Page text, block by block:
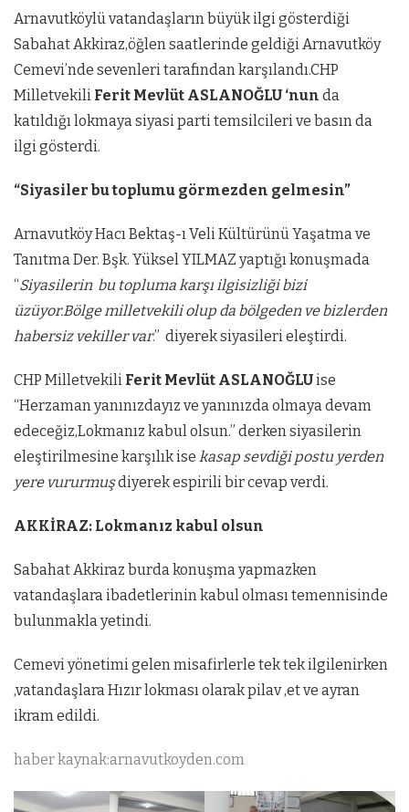
Arnavutköylü vatandaşların büyük ilgi gösterdiği
Sabahat Akkiraz,öğlen saatlerinde geldiği Arnavutköy
Cemevi’nde sevenleri tarafından karşılandı.CHP
Milletvekili Ferit Mevlüt ASLANOĞLU ‘nun da
katıldığı lokmaya siyasi parti temsilcileri ve basın da
ilgi gösterdi.
“Siyasiler bu toplumu görmezden gelmesin”
Arnavutköy Hacı Bektaş-ı Veli Kültürünü Yaşatma ve
Tanıtma Der. Bşk. Yüksel YILMAZ yaptığı konuşmada
“Siyasilerin bu topluma karşı ilgisizliği bizi
üzüyor.Bölge milletvekili olup da bölgeden ve bizlerden
habersiz vekiller var.” diyerek siyasileri eleştirdi.
CHP Milletvekili Ferit Mevlüt ASLANOĞLUise
“Herzaman yanınızdayız ve yanınızda olmaya devam
edeceğiz,Lokmanız kabul olsun.” derken siyasilerin
eleştirilmesine karşılık ise kasap sevdiği postu yerden
yere vururmuşdiyerek espirili bir cevap verdi.
AKKİRAZ: Lokmanız kabul olsun
Sabahat Akkiraz burda konuşma yapmazken
vatandaşlara ibadetlerinin kabul olması temennisinde
bulunmakla yetindi.
Cemevi yönetimi gelen misafirlerle tek tek ilgilenirken
,vatandaşlara Hızır lokması olarak pilav ,et ve ayran
ikram edildi.
haber kaynak:arnavutkoyden.com